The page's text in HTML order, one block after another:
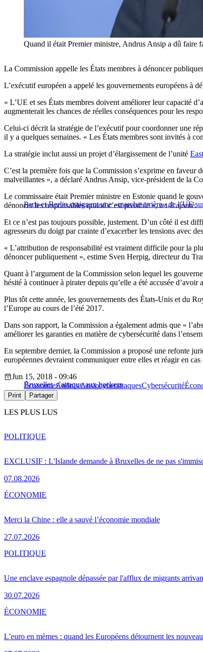
Quand il était Premier ministre, Andrus Ansip a dû faire
La Commission appelle les États membres à dénoncer
L’exécutif européen a appelé les gouvernements européens à
« L’UE et ses États membres doivent améliorer leur capacité
augmenterait les chances de réelles conséquences pour les
Celui-ci décrit la stratégie de l’exécutif pour coordonner une
il y a quelques semaines. « Les États membres sont invités à
La stratégie inclut aussi un projet d’élargissement de l’unité
C’est la première fois que la Commission s’exprime en
malveillantes », a déclaré Andrus Ansip, vice-président de la
Paris et Berlin craignent une «marche arrière» de l’UE
Le commissaire était Premier ministre en Estonie quand le
dénoncer les responsables quand c’est possible », a-t-il ajouté.
Et ce n’est pas toujours possible, justement. D’un côté il est
agresseurs du doigt par crainte d’exacerber les tensions avec
« L’attribution de responsabilité est vraiment difficile pour la
dénoncer publiquement », estime Sven Herpig, directeur du
Quant à l’argument de la Commission selon lequel les
hésité à continuer à pirater depuis qu’elle a été accusée
Plus tôt cette année, les gouvernements des États-Unis et du
l’Europe au cours de l’été 2017.
Dans son rapport, la Commission a également admis que «
améliorer les garanties en matière de cybersécurité dans
En septembre dernier, la Commission a proposé une refonte
européennes devraient communiquer entre elles et réagir en
Bruxelles s’attaque aux hackers
Jun 15, 2018 - 09:46
ÉconomieAndrus AnsipcyberattaquesCybersécurité
Print Partager
LES PLUS LUS
EXCLUSIF : L'Islande demande à Bruxelles de ne pas
07.08.2026
POLITIQUE
Merci la Chine : elle a sauvé l’économie mondiale
27.07.2026
ÉCONOMIE
Une enclave espagnole dépassée par l'afflux de migrants
30.07.2026
POLITIQUE
L’euro en mèmes : quand les Européens détournent les
ÉCONOMIE